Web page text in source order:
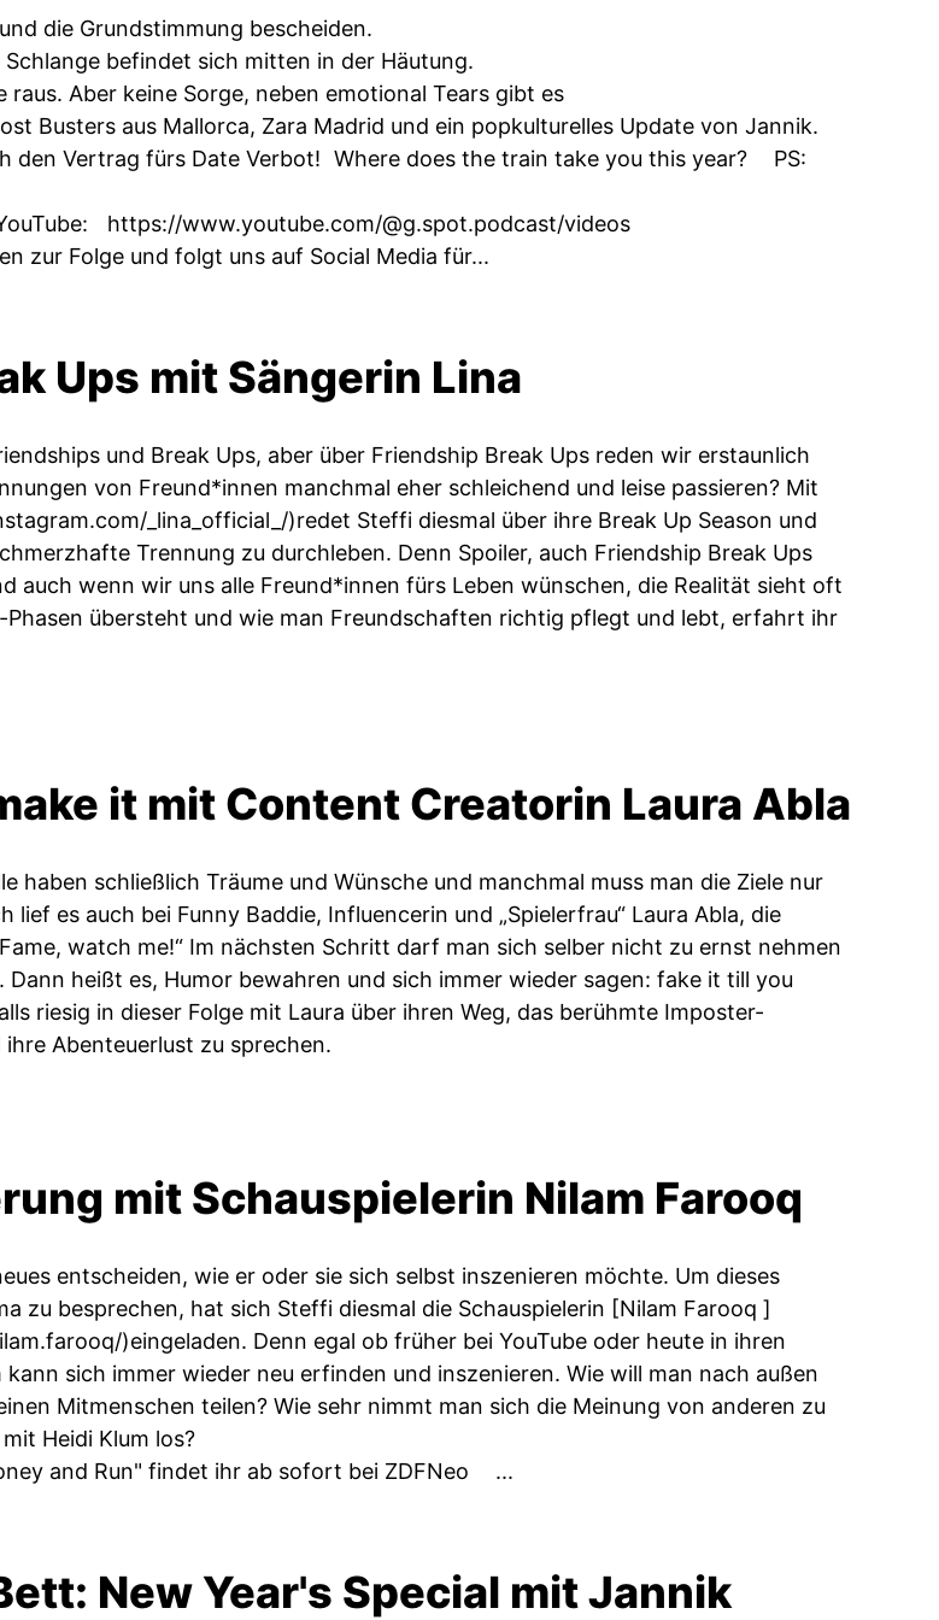
die Grundstimmung bescheiden.
befindet sich mitten in der Häutung.
raus. Aber keine Sorge, neben emotional Tears gibt es
Busters aus Mallorca, Zara Madrid und ein popkulturelles Update von Jannik.
den Vertrag fürs Date Verbot! Where does the train take you this year? PS:
https://www.youtube.com/@g.spot.podcast/videos
zur Folge und folgt uns auf Social Media für...
Ups mit Sängerin Lina
und Break Ups, aber über Friendship Break Ups reden wir erstaunlich
von Freund*innen manchmal eher schleichend und leise passieren? Mit
_lina_official_/)redet Steffi diesmal über ihre Break Up Season und
Trennung zu durchleben. Denn Spoiler, auch Friendship Break Ups
auch wenn wir uns alle Freund*innen fürs Leben wünschen, die Realität sieht oft
Phasen übersteht und wie man Freundschaften richtig pflegt und lebt, erfahrt ihr
it mit Content Creatorin Laura Abla
haben schließlich Träume und Wünsche und manchmal muss man die Ziele nur
lief es auch bei Funny Baddie, Influencerin und „Spielerfrau“ Laura Abla, die
watch me!“ Im nächsten Schritt darf man sich selber nicht zu ernst nehmen
Dann heißt es, Humor bewahren und sich immer wieder sagen: fake it till you
riesig in dieser Folge mit Laura über ihren Weg, das berühmte Imposter-
Abenteuerlust zu sprechen.
mit Schauspielerin Nilam Farooq
entscheiden, wie er oder sie sich selbst inszenieren möchte. Um dieses
zu besprechen, hat sich Steffi diesmal die Schauspielerin [Nilam Farooq ]
)eingeladen. Denn egal ob früher bei YouTube oder heute in ihren
sich immer wieder neu erfinden und inszenieren. Wie will man nach außen
Mitmenschen teilen? Wie sehr nimmt man sich die Meinung von anderen zu
Heidi Klum los?
and Run" findet ihr ab sofort bei ZDFNeo ...
New Year's Special mit Jannik